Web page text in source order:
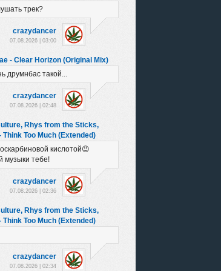
трек?
crazydancer
07.08.2026 | 03:00
- Clear Horizon (Original Mix)
друмнбас такой...
crazydancer
07.08.2026 | 02:48
Rhys from the Sticks,
Think Too Much (Extended)
кислотой😉
музыки тебе!
crazydancer
07.08.2026 | 02:36
Rhys from the Sticks,
Think Too Much (Extended)
crazydancer
07.08.2026 | 02:34